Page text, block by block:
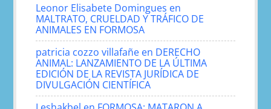
Leonor Elisabete Domingues en
MALTRATO, CRUELDAD Y TRÁFICO DE
ANIMALES EN FORMOSA
patricia cozzo villafañe en DERECHO
ANIMAL: LANZAMIENTO DE LA ÚLTIMA
EDICIÓN DE LA REVISTA JURÍDICA DE
DIVULGACIÓN CIENTÍFICA